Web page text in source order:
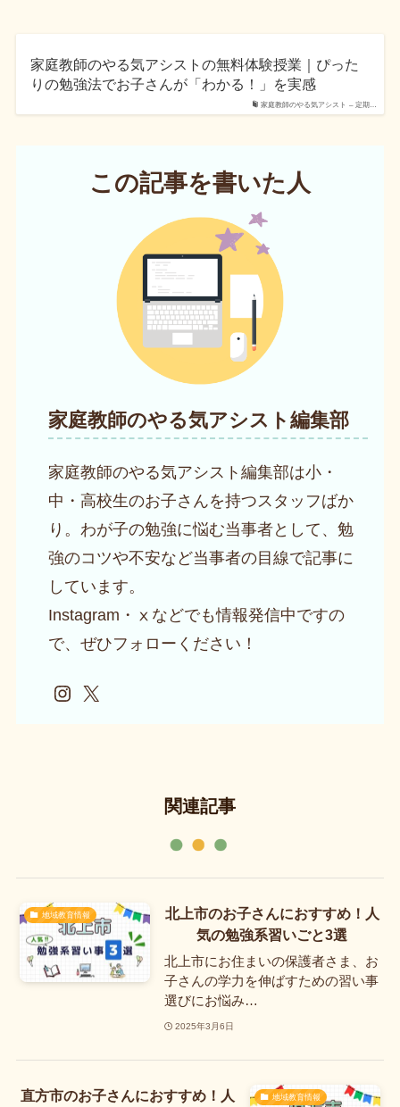
家庭教師のやる気アシスト – 定期…
家庭教師のやる気アシストの無料体験授業｜ぴった
りの勉強法でお子さんが「わかる！」を実感
この記事を書いた人
家庭教師のやる気アシスト編集部
家庭教師のやる気アシスト編集部は小・
中・高校生のお子さんを持つスタッフばか
り。わが子の勉強に悩む当事者として、勉
強のコツや不安など当事者の目線で記事に
しています。
Instagram・ⅹなどでも情報発信中ですの
で、ぜひフォローください！
Instagram
X
関連記事
地域教育情報
北上市のお子さんにおすすめ！人
気の勉強系習いごと3選
北上市にお住まいの保護者さま、お
子さんの学力を伸ばすための習い事
選びにお悩み…
2025年3月6日
地域教育情報
直方市のお子さんにおすすめ！人